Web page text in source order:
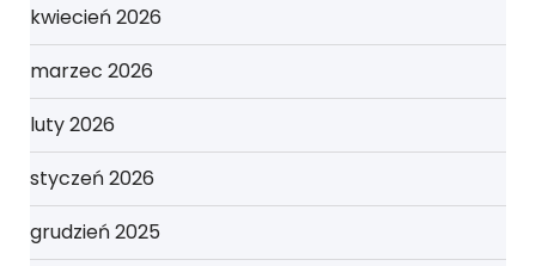
kwiecień 2026
marzec 2026
luty 2026
styczeń 2026
grudzień 2025